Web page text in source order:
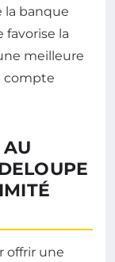
la banque
favorise la
meilleure
compte
AU
offrir une